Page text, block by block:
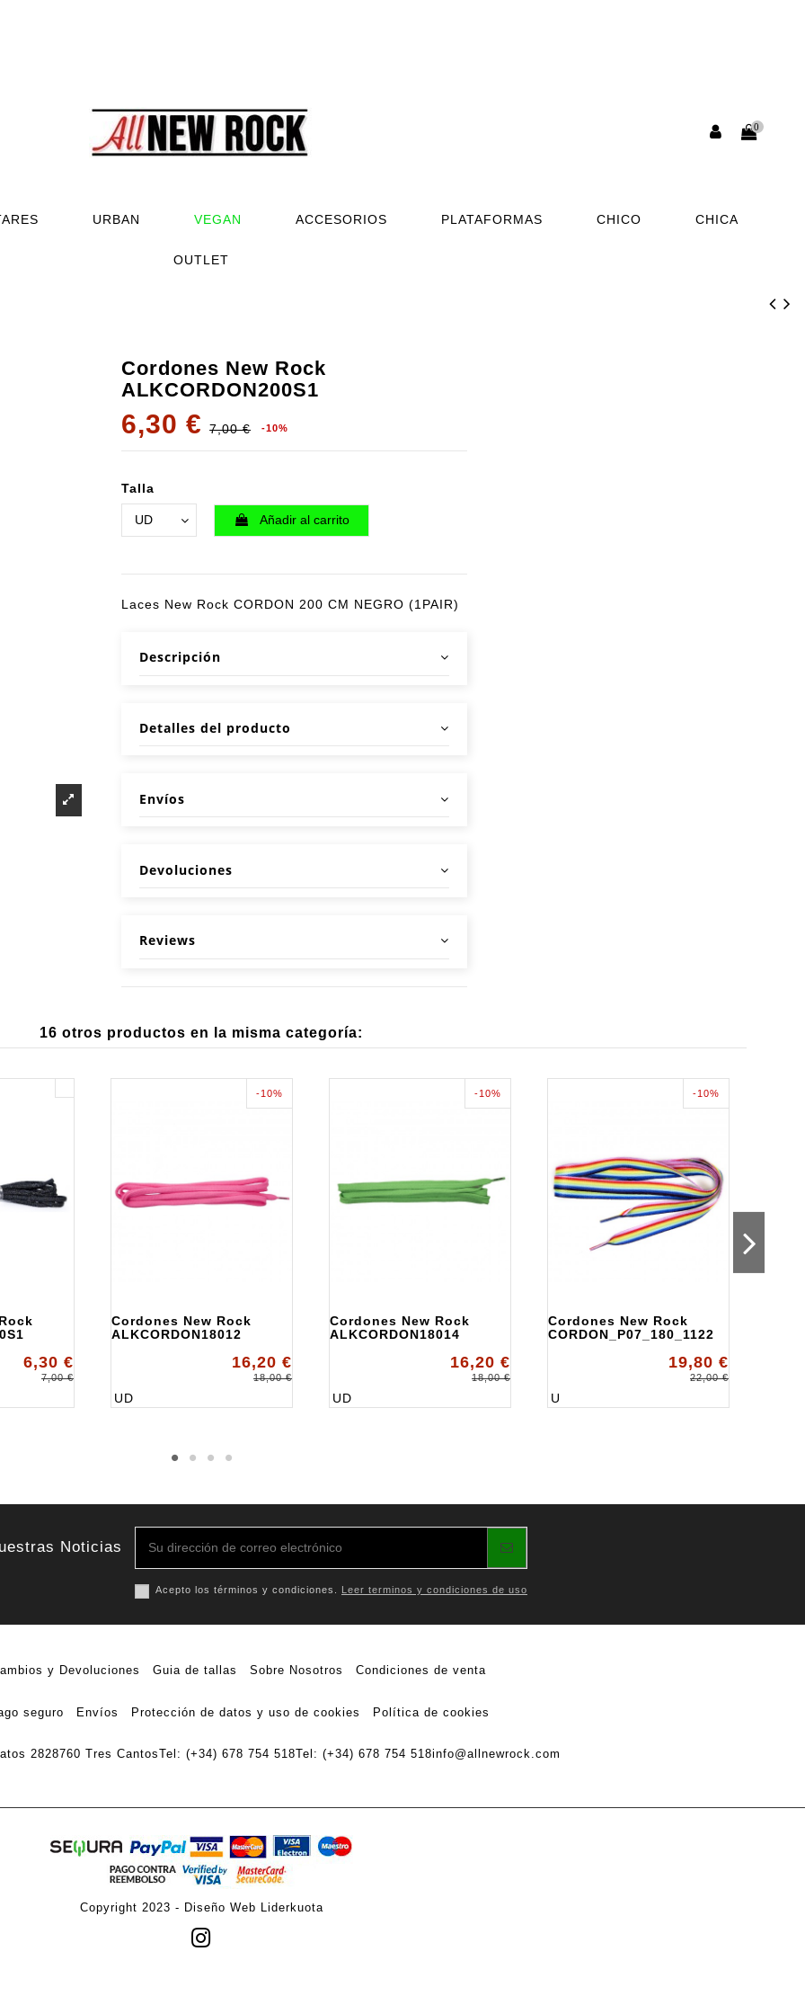
0
URBAN VEGAN ACCESORIOS PLATAFORMAS CHICO CHICA
OUTLET
Cordones New Rock
ALKCORDON200S1
6,30 € 7,00 € -10%
Talla
Añadir al carrito
Laces New Rock CORDON 200 CM NEGRO (1PAIR)
Descripción
Detalles del producto
Envíos
Devoluciones
Reviews
16 otros productos en la misma categoría:
6,30 €
7,00 €
-10%
Cordones New Rock
ALKCORDON18012
16,20 €
18,00 €
UD
-10%
Cordones New Rock
ALKCORDON18014
16,20 €
18,00 €
UD
-10%
Cordones New Rock
CORDON_P07_180_1122
19,80 €
22,00 €
U
Noticias
Acepto los términos y condiciones. Leer terminos y condiciones de uso
y Devoluciones Guia de tallas Sobre Nosotros Condiciones de venta
seguro Envíos Protección de datos y uso de cookies Política de cookies
2828760 Tres CantosTel: (+34) 678 754 518Tel: (+34) 678 754 518info@allnewrock.com
Copyright 2023 - Diseño Web Liderkuota